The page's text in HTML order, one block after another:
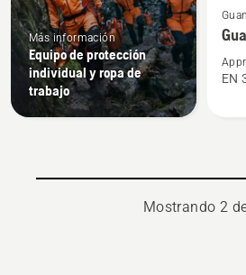
Más información
Equipo de protección
individual y ropa de
trabajo
más
sobre
EN
Mostrando 2